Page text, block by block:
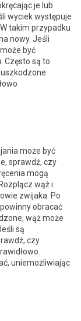
je lub
wyciek występuje
takim przypadku
nowy. Jeśli
być
Często są to
może być
sprawdź, czy
mogą
wąż i
zwijaka. Po
obracać
wąż może
są
czy
uniemożliwiając